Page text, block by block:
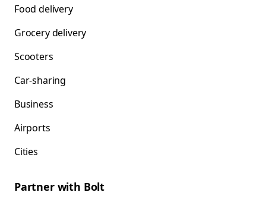
Food delivery
Grocery delivery
Scooters
Car-sharing
Business
Airports
Cities
Partner with Bolt